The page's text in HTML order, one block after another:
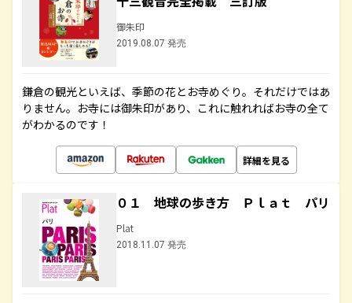
御朱印
2019.08.07 発売
鎌倉の観光といえば、季節の花とお寺めぐり。それだけではあ
りません。お寺には御朱印があり、これに触れればお寺の全て
がわかるのです！
詳細を見る
０１ 地球の歩き方 Ｐｌａｔ パリ
Plat
2018.11.07 発売